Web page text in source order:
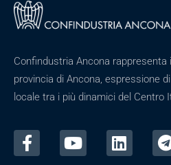
Confindustria Ancona
provincia di Ancona, espressione
locale tra i più dinamici del Centro